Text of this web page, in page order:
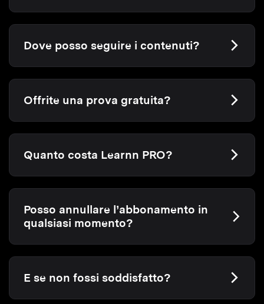
Dove posso seguire i contenuti?
Offrite una prova gratuita?
Quanto costa Learnn PRO?
Posso annullare l’abbonamento in
qualsiasi momento?
E se non fossi soddisfatto?